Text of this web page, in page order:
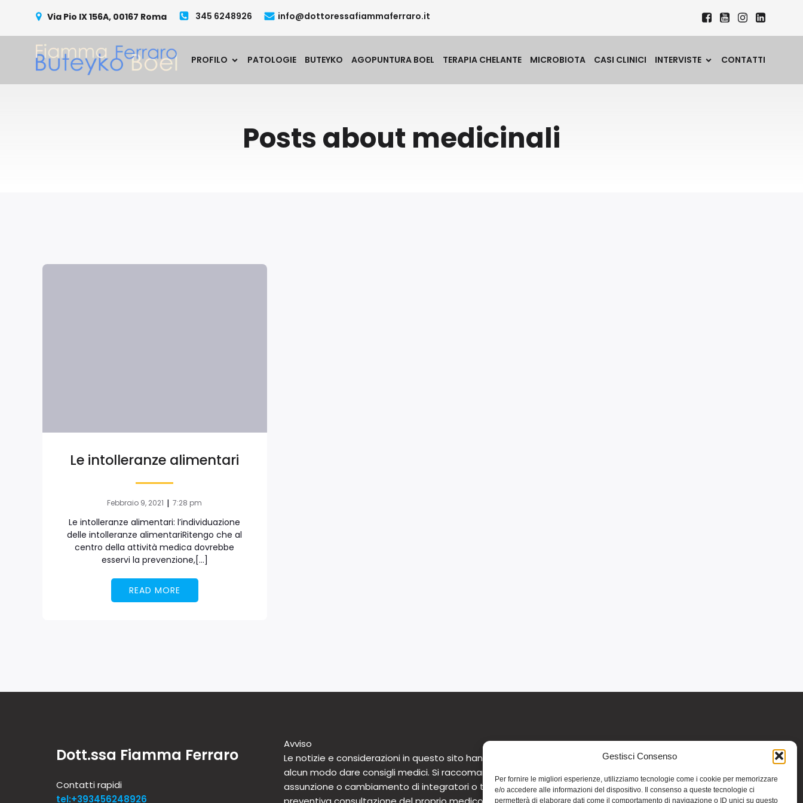
Gestisci Consenso
Per fornire le migliori esperienze, utilizziamo tecnologie come i cookie per memorizzare
e/o accedere alle informazioni del dispositivo. Il consenso a queste tecnologie ci
permetterà di elaborare dati come il comportamento di navigazione o ID unici su questo
Via Pio IX 156A, 00167 Roma 345 6248926 info@dottoressafiammaferraro.it
PROFILO PATOLOGIE BUTEYKO AGOPUNTURA BOEL TERAPIA CHELANTE MICROBIOTA CASI CLINICI INTERVISTE CONTATTI
Posts about medicinali
Le intolleranze alimentari
Febbraio 9, 2021 | 7:28 pm
Le intolleranze alimentari: l’individuazione
delle intolleranze alimentariRitengo che al
centro della attività medica dovrebbe
esservi la prevenzione,[…]
READ MORE
Dott.ssa Fiamma Ferraro
Contatti rapidi
tel:+393456248926
Avviso
Le notizie e considerazioni in questo sito hanno carattere informativo generale e non intendono in
alcun modo dare consigli medici. Si raccomanda di non intraprendere o interrompere alcuna terapia o
assunzione o cambiamento di integratori o tantomeno medicinali (nemmeno “naturali”) senza una